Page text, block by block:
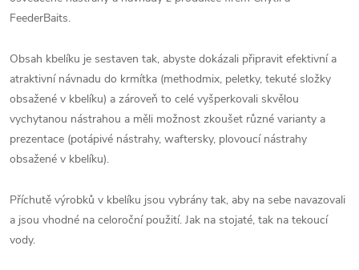
FeederBaits.
Obsah kbelíku je sestaven tak, abyste dokázali připravit efektivní a
atraktivní návnadu do krmítka (methodmix, peletky, tekuté složky
obsažené v kbelíku) a zároveň to celé vyšperkovali skvělou
vychytanou nástrahou a měli možnost zkoušet různé varianty a
prezentace (potápivé nástrahy, waftersky, plovoucí nástrahy
obsažené v kbelíku).
Příchutě výrobků v kbelíku jsou vybrány tak, aby na sebe navazovali
a jsou vhodné na celoroční použití. Jak na stojaté, tak na tekoucí
vody.